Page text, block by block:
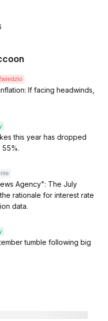
If facing headwinds,
this year has dropped
55%.
Agency": The July
rationale for interest rate
data.
tumble following big